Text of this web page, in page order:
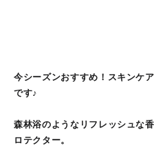
今シーズンおすすめ！スキンケ
です♪
森林浴のようなリフレッシュな
ロテクター。